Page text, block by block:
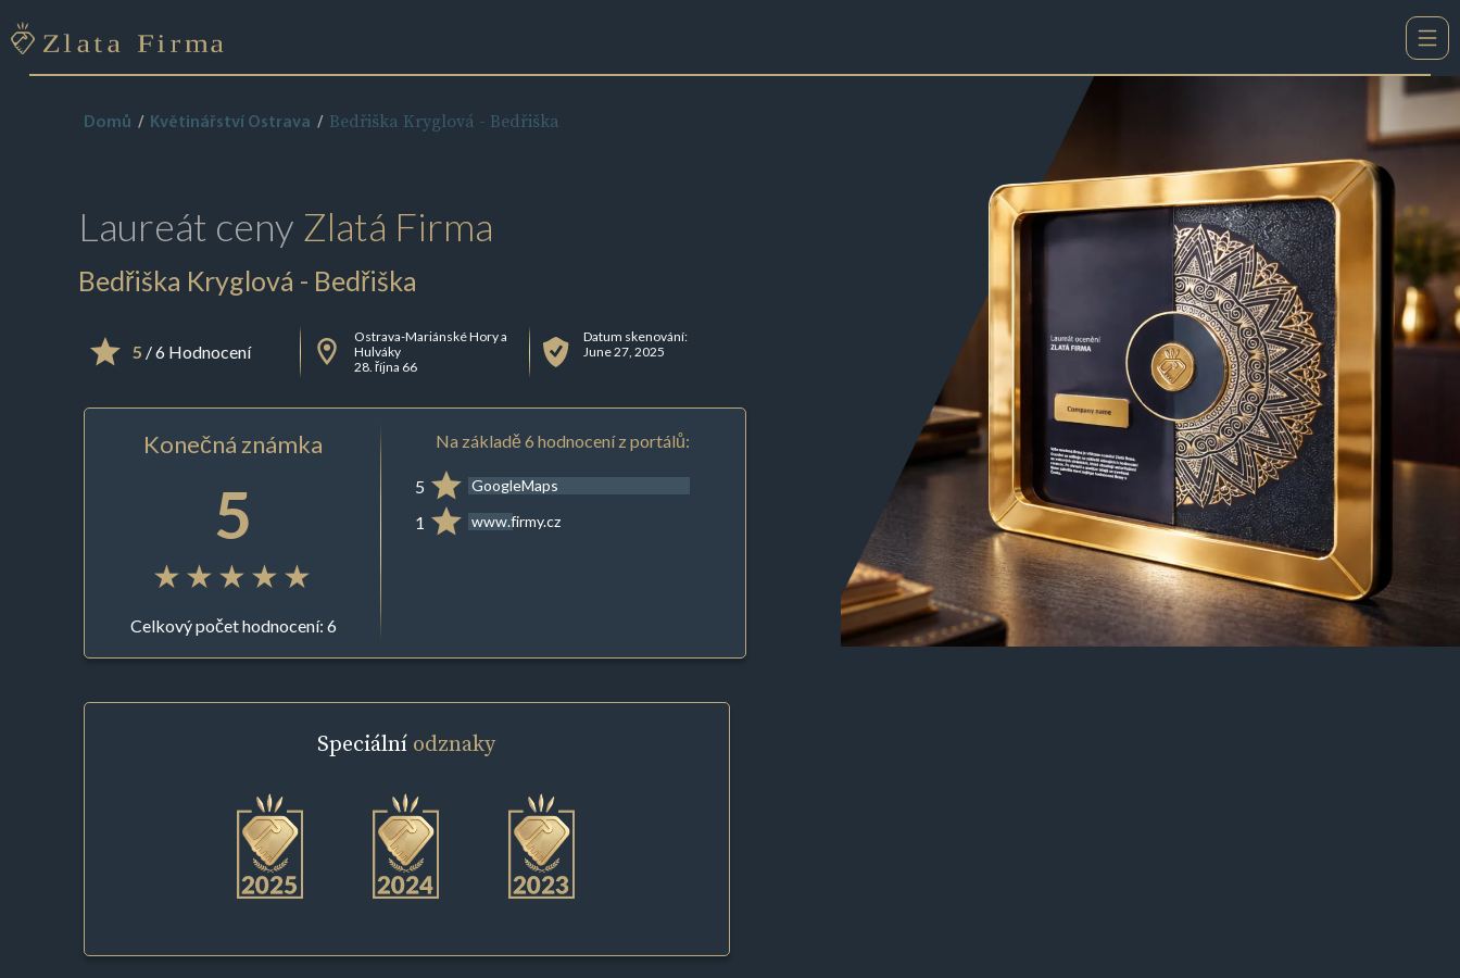
Domů Květinářství Ostrava Bedřiška Kryglová - Bedřiška
Laureát ceny Zlatá Firma
Bedřiška Kryglová - Bedřiška
5 / 6 Hodnocení
Ostrava-Mariánské Hory a
Hulváky
28. října 66
Datum skenování:
June 27, 2025
Konečná známka
5
Celkový počet hodnocení: 6
Na základě 6 hodnocení z portálů:
5 GoogleMaps
1 www.firmy.cz
Speciální odznaky